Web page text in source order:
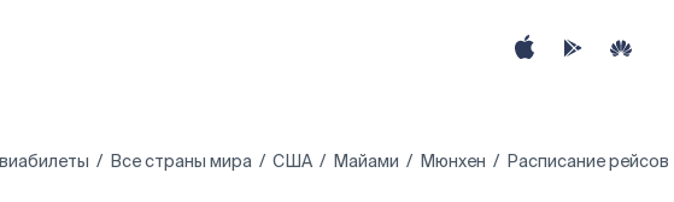
Все страны мира США Майами Мюнхен Расписание